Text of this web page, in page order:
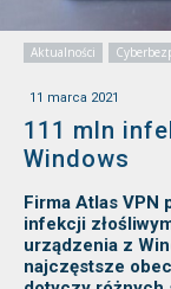
Aktualności
11 marca 2021
111 mln
Windows
Firma Atlas VPN
infekcji
urządzenia z
najczęstsze